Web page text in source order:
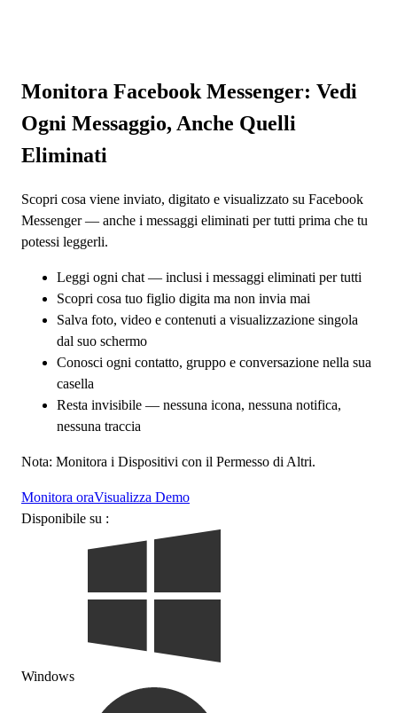
Monitora Facebook Messenger: Vedi
Ogni Messaggio, Anche Quelli
Eliminati
Scopri cosa viene inviato, digitato e visualizzato su Facebook
Messenger — anche i messaggi eliminati per tutti prima che tu
potessi leggerli.
Leggi ogni chat — inclusi i messaggi eliminati per tutti
Scopri cosa tuo figlio digita ma non invia mai
Salva foto, video e contenuti a visualizzazione singola
dal suo schermo
Conosci ogni contatto, gruppo e conversazione nella sua
casella
Resta invisibile — nessuna icona, nessuna notifica,
nessuna traccia
Nota: Monitora i Dispositivi con il Permesso di Altri.
Monitora oraVisualizza Demo
Disponibile su :
Windows